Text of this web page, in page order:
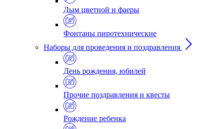
Дым цветной и фаеры
Фонтаны пиротехнические
Наборы для проведения и поздравления
День рождения, юбилей
Прочие поздравления и квесты
Рождение ребенка